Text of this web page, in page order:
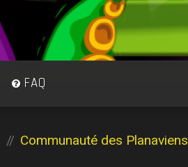
FAQ
Communauté des Planaviens